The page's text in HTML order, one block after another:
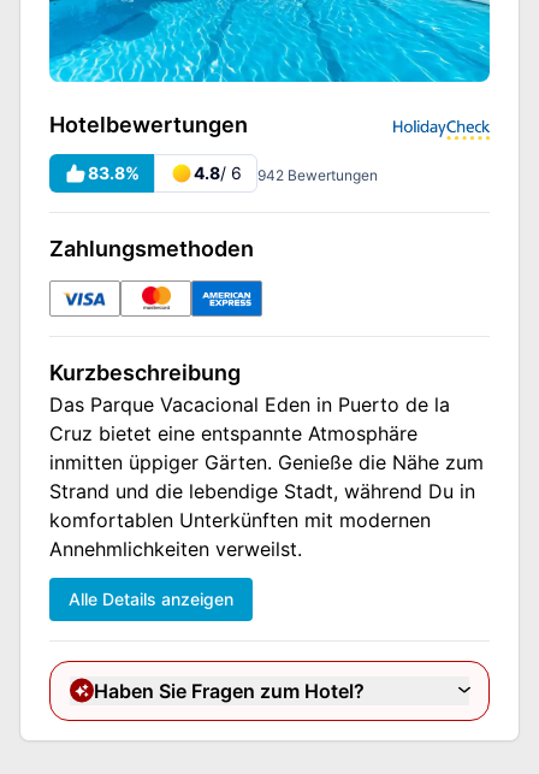
Hotelbewertungen
83.8% 4.8/ 6 942 Bewertungen
Zahlungsmethoden
Kurzbeschreibung
Das Parque Vacacional Eden in Puerto de la
Cruz bietet eine entspannte Atmosphäre
inmitten üppiger Gärten. Genieße die Nähe zum
Strand und die lebendige Stadt, während Du in
komfortablen Unterkünften mit modernen
Annehmlichkeiten verweilst.
Alle Details anzeigen
Haben Sie Fragen zum Hotel?